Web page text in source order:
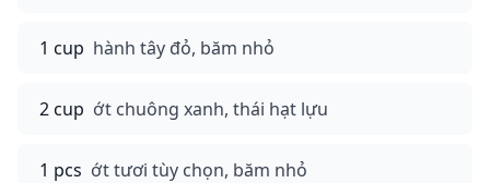
1 cup hành tây đỏ, băm nhỏ
2 cup ớt chuông xanh, thái hạt lựu
1 pcs ớt tươi tùy chọn, băm nhỏ